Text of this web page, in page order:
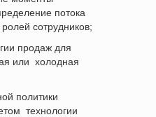
потока
ролей сотрудников;
продаж для
или холодная
политики
технологии